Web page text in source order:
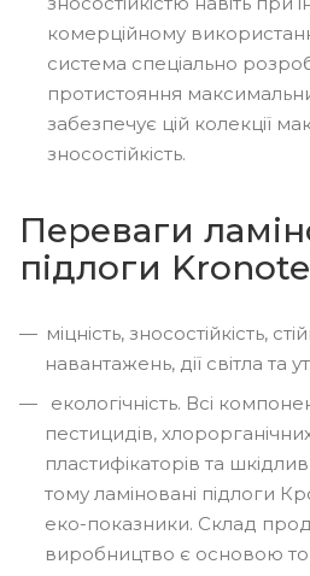
комерційному
система спеціально
протистояння
забезпечує цій колекції
зносостійкість.
Переваги
підлоги
міцність, зносостійкість,
навантажень, дії світла та
екологічність. Всі
пестицидів,
пластифікаторів та
тому ламіновані підлоги
еко-показники. Склад
виробництво є основою